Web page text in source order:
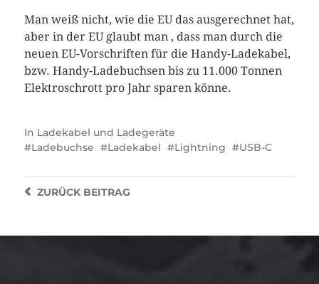
Man weiß nicht, wie die EU das ausgerechnet hat,
aber in der EU glaubt man , dass man durch die
neuen EU-Vorschriften für die Handy-Ladekabel,
bzw. Handy-Ladebuchsen bis zu 11.000 Tonnen
Elektroschrott pro Jahr sparen könne.
In Ladekabel und Ladegeräte
Ladebuchse
Ladekabel Lightning USB-C
ZURÜCKBEITRAG